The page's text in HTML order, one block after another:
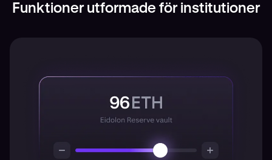
Funktioner utformade för institutioner